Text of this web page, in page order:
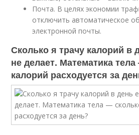
Почта. В целях экономии
отключить автоматическое
электронной почты.
Сколько я трачу калорий в
не делает. Математика
калорий расходуется за